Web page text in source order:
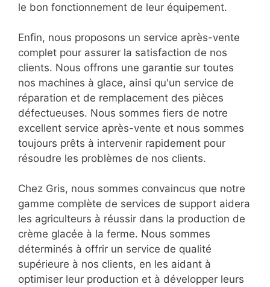
le bon fonctionnement de leur équipement.
Enfin, nous proposons un service après-vente
complet pour assurer la satisfaction de nos
clients. Nous offrons une garantie sur toutes
nos machines à glace, ainsi qu'un service de
réparation et de remplacement des pièces
défectueuses. Nous sommes fiers de notre
excellent service après-vente et nous sommes
toujours prêts à intervenir rapidement pour
résoudre les problèmes de nos clients.
Chez Gris, nous sommes convaincus que notre
gamme complète de services de support aidera
les agriculteurs à réussir dans la production de
crème glacée à la ferme. Nous sommes
déterminés à offrir un service de qualité
supérieure à nos clients, en les aidant à
optimiser leur production et à développer leurs